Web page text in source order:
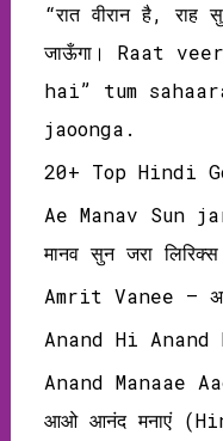
“रात वीरान है, राह
जाऊँगा। Raat
hai” tum
jaoonga.
20+ Top Hindi
Ae Manav
मानव सुन जरा लिरिक्‍स
Amrit Vanee –
Anand Hi
Anand Manaae
आओ आनंद मनाएं